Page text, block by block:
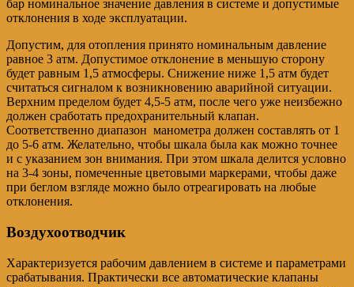
бар номинальное значение давления в системе и допустимые
отклонения в ходе эксплуатации.
Допустим, для отопления принято номинальным давление
равное 3 атм. Допустимое отклонение в меньшую сторону
будет равным 1,5 атмосферы. Снижение ниже 1,5 атм будет
считаться сигналом к возникновению аварийной ситуации.
Верхним пределом будет 4,5-5 атм, после чего уже неизбежно
должен сработать предохранительный клапан.
Соответственно диапазон манометра должен составлять от 1
до 5-6 атм. Желательно, чтобы шкала была как можно точнее
и с указанием зон внимания. При этом шкала делится условно
на 3-4 зоны, помеченные цветовыми маркерами, чтобы даже
при беглом взгляде можно было отреагировать на любые
отклонения.
Воздухоотводчик
Характеризуется рабочим давлением в системе и параметрами
срабатывания. Практически все автоматические клапаны